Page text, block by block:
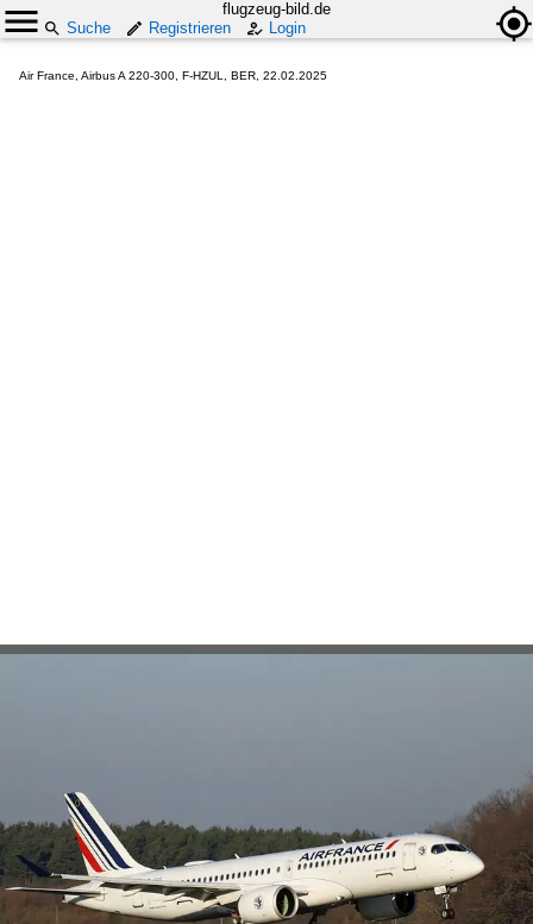
flugzeug-bild.de
Suche
Registrieren Login
Air France, Airbus A 220-300, F-HZUL, BER, 22.02.2025